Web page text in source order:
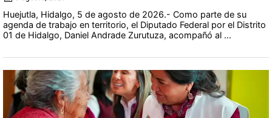
Huejutla, Hidalgo, 5 de agosto de 2026.- Como parte de su
agenda de trabajo en territorio, el Diputado Federal por el Distrito
01 de Hidalgo, Daniel Andrade Zurutuza, acompañó al ...